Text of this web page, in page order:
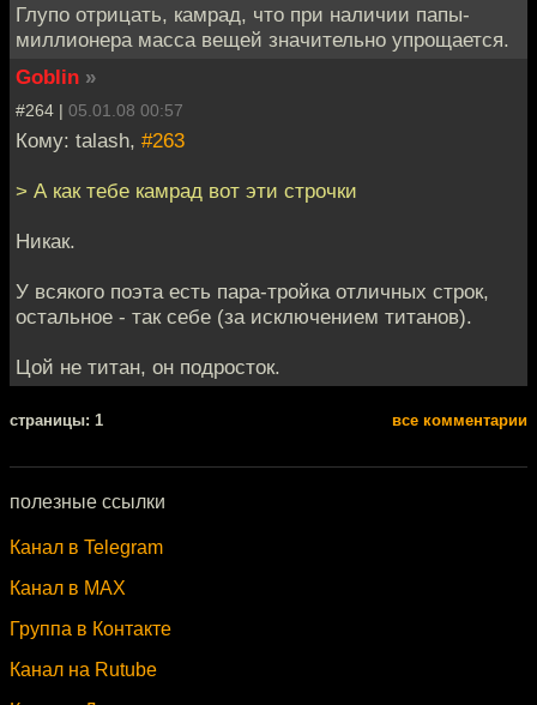
Глупо отрицать, камрад, что при наличии папы-
миллионера масса вещей значительно упрощается.
Goblin »
#264 | 05.01.08 00:57
Кому: talash, #263
> А как тебе камрад вот эти строчки
Никак.
У всякого поэта есть пара-тройка отличных строк,
остальное - так себе (за исключением титанов).
Цой не титан, он подросток.
cтраницы: 1 все комментарии
полезные ссылки
Канал в Telegram
Канал в MAX
Группа в Контакте
Канал на Rutube